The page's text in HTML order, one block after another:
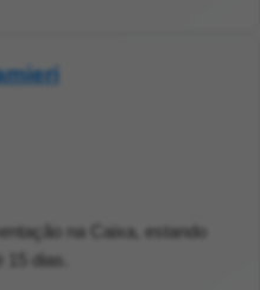
na Caixa, estando
dias.